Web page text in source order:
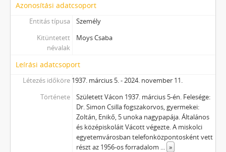
Azonosítási adatcsoport
Entitás típusa
Személy
Kitüntetett
névalak
Moys Csaba
Leírási adatcsoport
Létezés időköre
március 5. - 2024. november 11.
Története
Született Vácon 1937. március 5-én. Felesége:
Dr. Simon Csilla fogszakorvos, gyermekei:
Zoltán, Enikő, 5 unoka nagypapája. Általános
és középiskoláit Vácott végezte. A miskolci
egyetemvárosban telefonközpontosként vett
részt az 1956-os forradalom ... »